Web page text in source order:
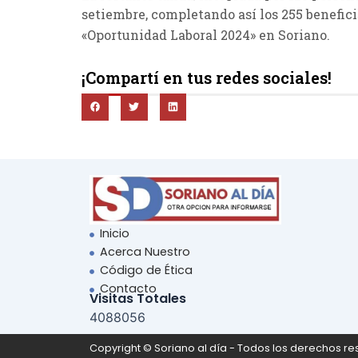
setiembre, completando así los 255
«Oportunidad Laboral 2024» en Soriano.
¡Compartí en tus redes sociales!
Inicio
Acerca Nuestro
Código de Ética
Contacto
Visitas Totales
4088056
Copyright © Soriano al día - Todos los derechos